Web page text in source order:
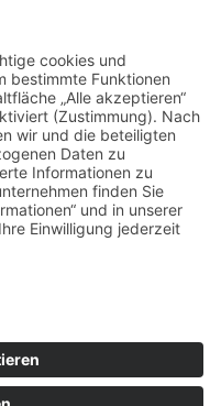
– Tipps zur Auswahl
mit Generative Design
die Industrie von